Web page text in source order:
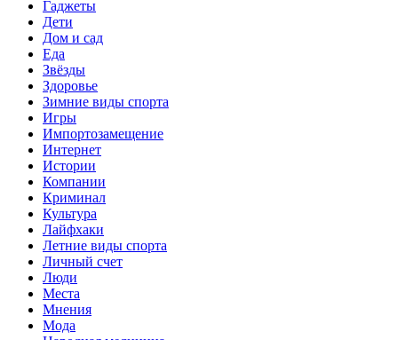
Гаджеты
Дети
Дом и сад
Еда
Звёзды
Здоровье
Зимние виды спорта
Игры
Импортозамещение
Интернет
Истории
Компании
Криминал
Культура
Лайфхаки
Летние виды спорта
Личный счет
Люди
Места
Мнения
Мода